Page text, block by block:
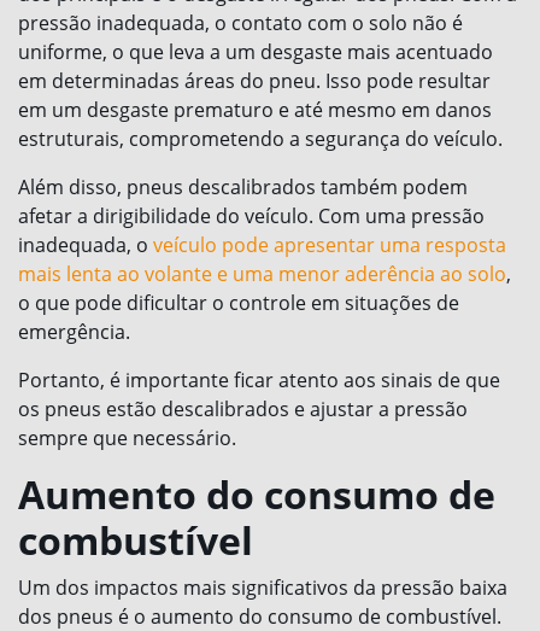
pressão inadequada, o contato com o solo não é
uniforme, o que leva a um desgaste mais acentuado
em determinadas áreas do pneu. Isso pode resultar
em um desgaste prematuro e até mesmo em danos
estruturais, comprometendo a segurança do veículo.
Além disso, pneus descalibrados também podem
afetar a dirigibilidade do veículo. Com uma pressão
inadequada, o veículo pode apresentar uma resposta
mais lenta ao volante e uma menor aderência ao solo,
o que pode dificultar o controle em situações de
emergência.
Portanto, é importante ficar atento aos sinais de que
os pneus estão descalibrados e ajustar a pressão
sempre que necessário.
Aumento do consumo de
combustível
Um dos impactos mais significativos da pressão baixa
dos pneus é o aumento do consumo de combustível.